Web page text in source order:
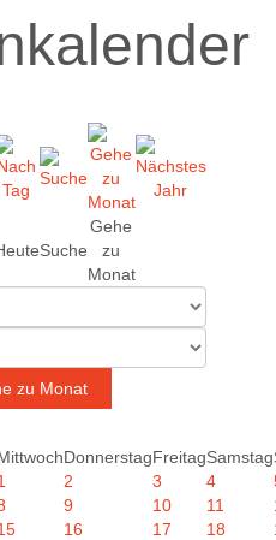
Suche
Gehe
zu
Monat
zu Monat
DonnerstagFreitagSamstag
2 3 4
9 10 11
16 17 18